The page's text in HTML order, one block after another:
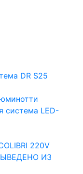
DR S25
система LED-
220V
ИЗ